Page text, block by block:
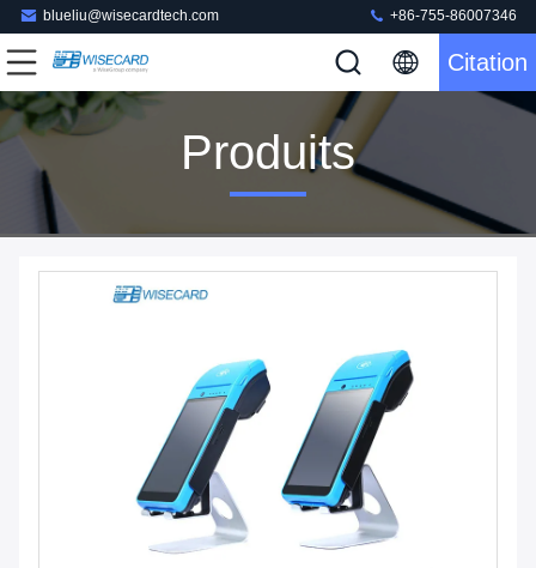
blueliu@wisecardtech.com +86-755-86007346
Citation
Produits